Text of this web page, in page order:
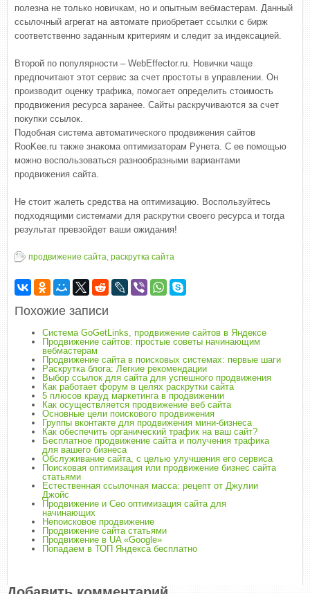
полезна не только новичкам, но и опытным вебмастерам. Данный
ссылочный агрегат на автомате приобретает ссылки с бирж
соответственно заданным критериям и следит за индексацией.
Второй по популярности – WebEffector.ru. Новички чаще
предпочитают этот сервис за счет простоты в управлении. Он
производит оценку трафика, помогает определить стоимость
продвижения ресурса заранее. Сайты раскручиваются за счет
покупки ссылок.
Подобная система автоматического продвижения сайтов
RooKee.ru также знакома оптимизаторам Рунета. С ее помощью
можно воспользоваться разнообразными вариантами
продвижения сайта.
Не стоит жалеть средства на оптимизацию. Воспользуйтесь
подходящими системами для раскрутки своего ресурса и тогда
результат превзойдет ваши ожидания!
продвижение сайта, раскрутка сайта
Похожие записи
Система GoGetLinks, продвижение сайтов в Яндексе
Продвижение сайтов: простые советы начинающим
вебмастерам
Продвижение сайта в поисковых системах: первые шаги
Раскрутка блога: Легкие рекомендации
Выбор ссылок для сайта для успешного продвижения
Как работает форум в целях раскрутки сайта
5 плюсов крауд маркетинга в продвижении
Как осуществляется продвижение веб сайта
Основные цели поискового продвижения
Группы вконтакте для продвижения мини-бизнеса
Как обеспечить органический трафик на ваш сайт?
Бесплатное продвижение сайта и получения трафика
для вашего бизнеса
Обслуживание сайта, с целью улучшения его сервиса
Поисковая оптимизация или продвижение бизнес сайта
статьями
Естественная ссылочная масса: рецепт от Джулии
Джойс
Продвижение и Сео оптимизация сайта для
начинающих
Непоисковое продвижение
Продвижение сайта статьями
Продвижение в UA «Google»
Попадаем в ТОП Яндекса бесплатно